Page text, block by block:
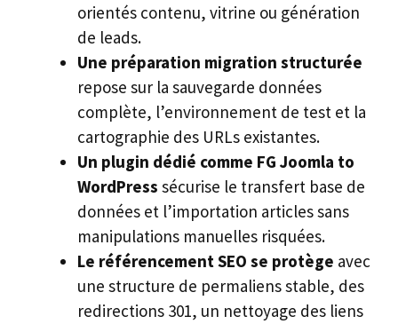
orientés contenu, vitrine ou génération
de leads.
Une préparation migration structurée
repose sur la sauvegarde données
complète, l’environnement de test et la
cartographie des URLs existantes.
Un plugin dédié comme FG Joomla to
WordPress sécurise le transfert base de
données et l’importation articles sans
manipulations manuelles risquées.
Le référencement SEO se protège avec
une structure de permaliens stable, des
redirections 301, un nettoyage des liens